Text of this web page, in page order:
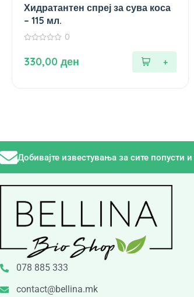
Хидратантен спреј за сува коса
– 115 мл.
5
0
330,00 ден
Добивајте известувања за сите попусти
078 885 333
contact@bellina.mk